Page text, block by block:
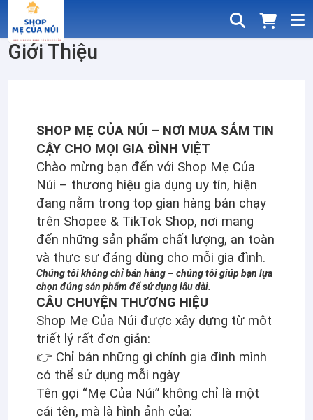
Giới Thiệu
SHOP MẸ CỦA NÚI – NƠI MUA SẮM TIN
CẬY CHO MỌI GIA ĐÌNH VIỆT
Chào mừng bạn đến với Shop Mẹ Của
Núi – thương hiệu gia dụng uy tín, hiện
đang nằm trong top gian hàng bán chạy
trên Shopee & TikTok Shop, nơi mang
đến những sản phẩm chất lượng, an toàn
và thực sự đáng dùng cho mỗi gia đình.
Chúng tôi không chỉ bán hàng – chúng tôi giúp bạn lựa
chọn đúng sản phẩm để sử dụng lâu dài.
CÂU CHUYỆN THƯƠNG HIỆU
Shop Mẹ Của Núi được xây dựng từ một
triết lý rất đơn giản:
👉 Chỉ bán những gì chính gia đình mình
có thể sử dụng mỗi ngày
Tên gọi “Mẹ Của Núi” không chỉ là một
cái tên, mà là hình ảnh của: